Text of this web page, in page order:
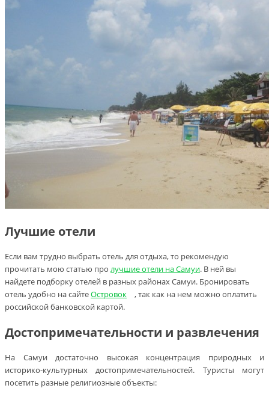
Лучшие отели
Если вам трудно выбрать отель для отдыха, то рекомендую
прочитать мою статью про лучшие отели на Самуи. В ней вы
найдете подборку отелей в разных районах Самуи. Бронировать
отель удобно на сайтеОстровок
, так как на нем можно оплатить
российской банковской картой.
Достопримечательности и развлечения
На Самуи достаточно высокая концентрация природных и
историко-культурных достопримечательностей. Туристы могут
посетить разные религиозные объекты: